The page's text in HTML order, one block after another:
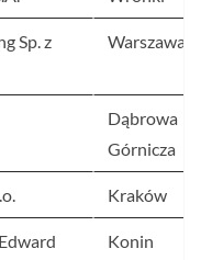
Sp. z
Warszawa
Dąbrowa
Górnicza
Kraków
Konin